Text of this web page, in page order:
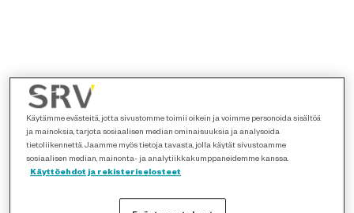
Käytämme evästeitä, jotta sivustomme toimii oikein ja voimme personoida sisältöä
ja mainoksia, tarjota sosiaalisen median ominaisuuksia ja analysoida
tietoliikennettä. Jaamme myös tietoja tavasta, jolla käytät sivustoamme
sosiaalisen median, mainonta- ja analytiikkakumppaneidemme kanssa.
Käyttöehdot ja rekisteriselosteet